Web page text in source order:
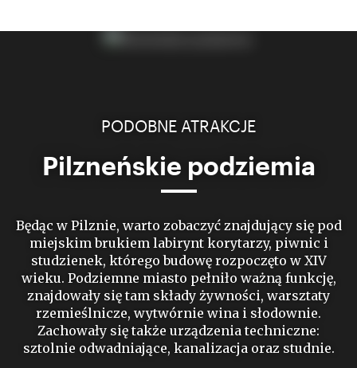
PODOBNE ATRAKCJE
Pilzneńskie podziemia
Będąc w Pilznie, warto zobaczyć znajdujący się pod
miejskim brukiem labirynt korytarzy, piwnic i
studzienek, którego budowę rozpoczęto w XIV
wieku. Podziemne miasto pełniło ważną funkcję,
znajdowały się tam składy żywności, warsztaty
rzemieślnicze, wytwórnie wina i słodownie.
Zachowały się także urządzenia techniczne:
sztolnie odwadniające, kanalizacja oraz studnie.